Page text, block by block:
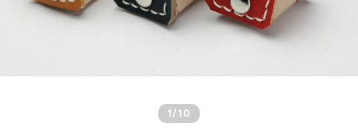
1 /10